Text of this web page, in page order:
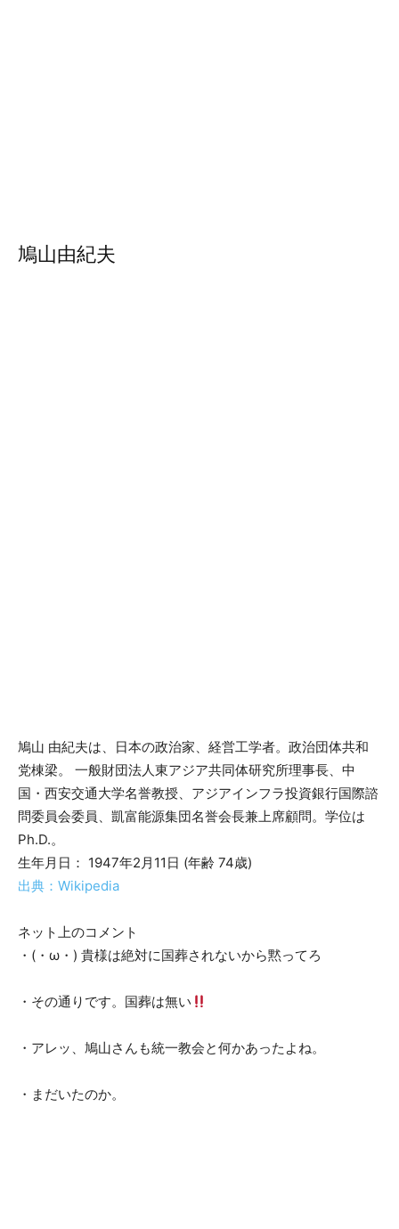
鳩山由紀夫
鳩山 由紀夫は、日本の政治家、経営工学者。政治団体共和
党棟梁。 一般財団法人東アジア共同体研究所理事長、中
国・西安交通大学名誉教授、アジアインフラ投資銀行国際諮
問委員会委員、凱富能源集団名誉会長兼上席顧問。学位は
Ph.D.。
生年月日： 1947年2月11日 (年齢 74歳)
出典：Wikipedia
ネット上のコメント
・(・ω・) 貴様は絶対に国葬されないから黙ってろ
・その通りです。国葬は無い
・アレッ、鳩山さんも統一教会と何かあったよね。
・まだいたのか。